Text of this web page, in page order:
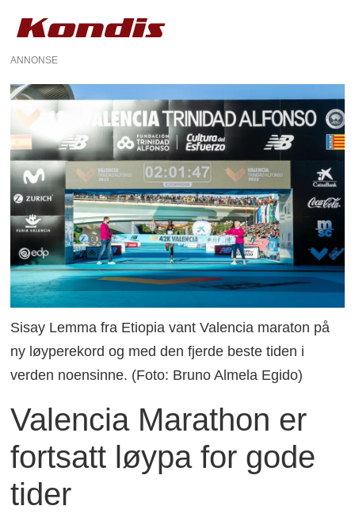
ANNONSE
Sisay Lemma fra Etiopia vant Valencia maraton på
ny løyperekord og med den fjerde beste tiden i
verden noensinne. (Foto: Bruno Almela Egido)
Valencia Marathon er
fortsatt løypa for gode
tider